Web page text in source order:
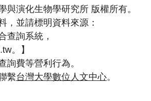
與演化生物學研究所 版權所有。
，並請標明資料來源：
查詢系統，
。】
詢費等營利行為。
繫台灣大學數位人文中心。